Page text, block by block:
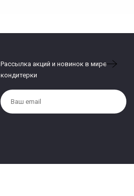
Рассылка акций и новинок в мире
кондитерки